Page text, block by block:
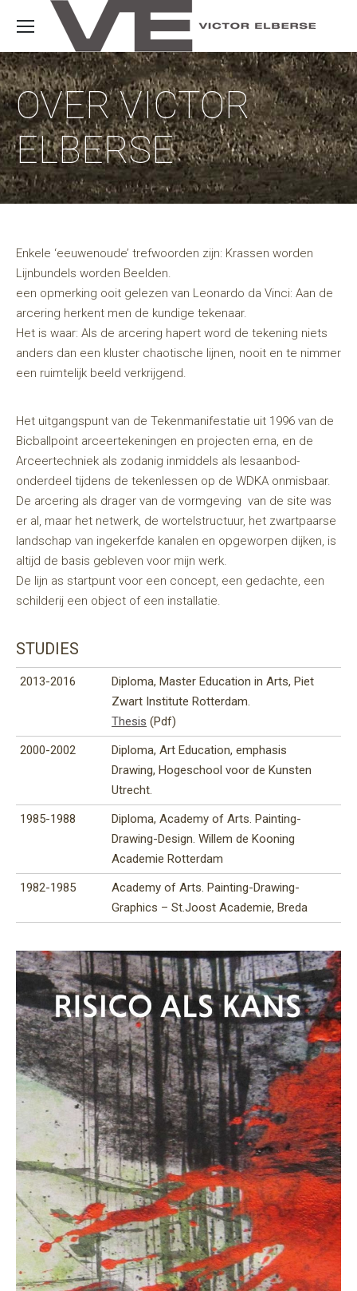
OVER VICTOR
ELBERSE
Enkele ‘eeuwenoude’ trefwoorden zijn: Krassen worden
Lijnbundels worden Beelden.
een opmerking ooit gelezen van Leonardo da Vinci: Aan de
arcering herkent men de kundige tekenaar.
Het is waar: Als de arcering hapert word de tekening niets
anders dan een kluster chaotische lijnen, nooit en te nimmer
een ruimtelijk beeld verkrijgend.
Het uitgangspunt van de Tekenmanifestatie uit 1996 van de
Bicballpoint arceertekeningen en projecten erna, en de
Arceertechniek als zodanig inmiddels als lesaanbod-
onderdeel tijdens de tekenlessen op de WDKA onmisbaar.
De arcering als drager van de vormgeving van de site was
er al, maar het netwerk, de wortelstructuur, het zwartpaarse
landschap van ingekerfde kanalen en opgeworpen dijken, is
altijd de basis gebleven voor mijn werk.
De lijn as startpunt voor een concept, een gedachte, een
schilderij een object of een installatie.
STUDIES
2013-2016
Diploma, Master Education in Arts, Piet
Zwart Institute Rotterdam.
Thesis (Pdf)
2000-2002
Diploma, Art Education, emphasis
Drawing, Hogeschool voor de Kunsten
Utrecht.
1985-1988
Diploma, Academy of Arts. Painting-
Drawing-Design. Willem de Kooning
Academie Rotterdam
1982-1985
Academy of Arts. Painting-Drawing-
Graphics – St.Joost Academie, Breda